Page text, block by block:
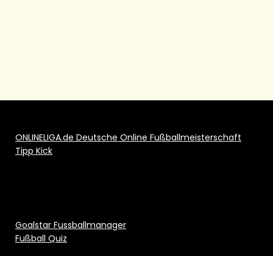
ONLINELIGA.de Deutsche Online Fußballmeisterschaft
Tipp Kick
Goalstar Fussballmanager
Fußball Quiz